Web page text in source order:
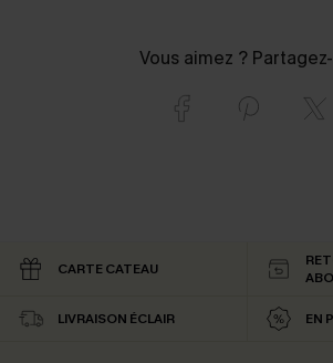
Vous aimez ?
CARTE CATEAU
LIVRAISON ÉCLAIR EN